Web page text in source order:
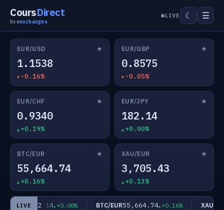
CoursDirect
liveexchanges
LIVE ☾ ☰
EUR/USD ★
1.1538
-0.16%
EUR/GBP ★
0.8575
-0.05%
EUR/CHF ★
0.9340
+0.19%
EUR/JPY ★
182.14
+0.00%
BTC/EUR ★
55,664.74
+0.16%
XAU/EUR ★
3,705.43
+0.13%
LIVE
JPY182.14 +0.00% BTC/EUR55,664.74 +0.16% XAU/EUR